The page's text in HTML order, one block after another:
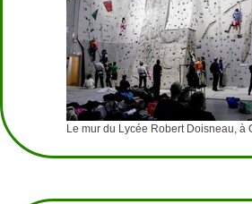
Le mur du Lycée Robert Doisneau, à